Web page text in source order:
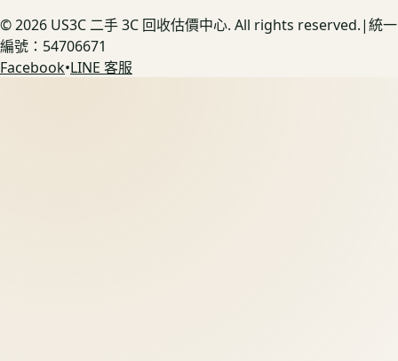
©2026 US3C 二手 3C 回收估價中心. All rights reserved.|統一
編號：54706671
Facebook•LINE 客服